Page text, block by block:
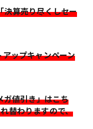
算売り尽くしセー
ップキャンペーン
値引き」はこち
替わりますので、